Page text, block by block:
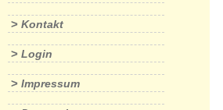
> Kontakt
> Login
> Impressum